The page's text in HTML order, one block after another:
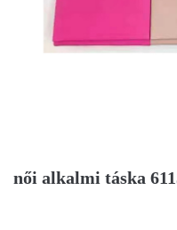
női alkalmi táska